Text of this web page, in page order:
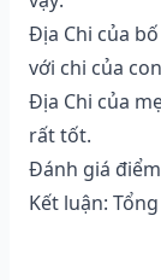
Địa Chi của
với chi của
Địa Chi của
rất tốt.
Đánh giá
Kết luận: